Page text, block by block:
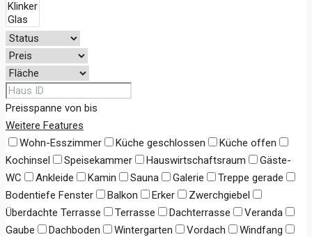
Preisspanne von bis
Weitere Features
Wohn-Esszimmer
Küche geschlossen
Küche offen
Kochinsel
Speisekammer Hauswirtschaftsraum
Gäste-
WC
Ankleide Kamin Sauna Galerie
Treppe gerade
Bodentiefe Fenster
Balkon Erker
Zwerchgiebel
Überdachte Terrasse
Terrasse Dachterrasse
Veranda
Gaube
Dachboden Wintergarten Vordach
Windfang